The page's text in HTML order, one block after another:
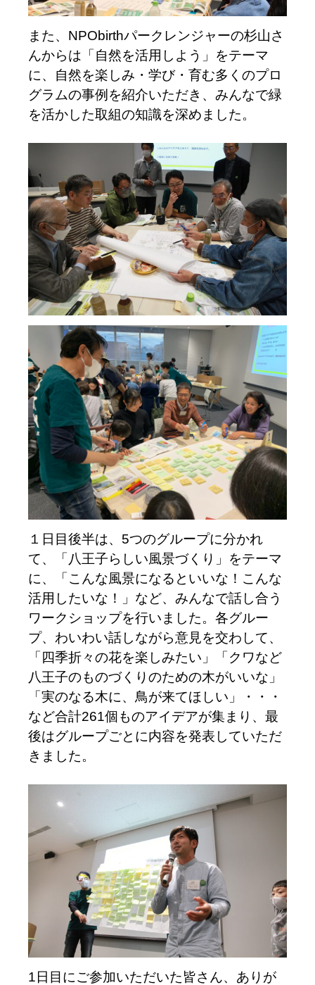
また、NPObirthパークレンジャーの杉山さ
んからは「自然を活用しよう」をテーマ
に、自然を楽しみ・学び・育む多くのプロ
グラムの事例を紹介いただき、みんなで緑
を活かした取組の知識を深めました。
１日目後半は、5つのグループに分かれ
て、「八王子らしい風景づくり」をテーマ
に、「こんな風景になるといいな！こんな
活用したいな！」など、みんなで話し合う
ワークショップを行いました。各グルー
プ、わいわい話しながら意見を交わして、
「四季折々の花を楽しみたい」「クワなど
八王子のものづくりのための木がいいな」
「実のなる木に、鳥が来てほしい」・・・
など合計261個ものアイデアが集まり、最
後はグループごとに内容を発表していただ
きました。
1日目にご参加いただいた皆さん、ありが